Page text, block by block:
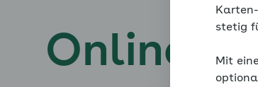
Online-
stetig
Mit